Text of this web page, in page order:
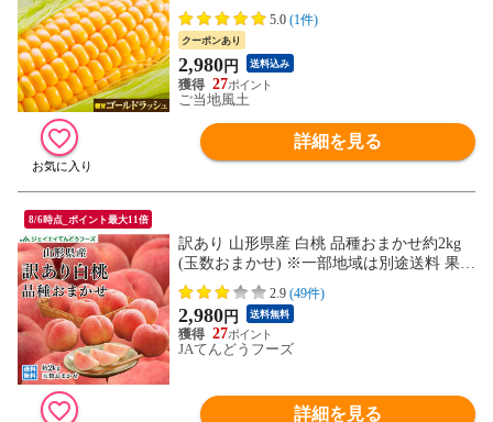
こし スイートコーン 極甘 お取り寄せグル
メ 北海道産《8月中旬-9月上旬頃より発送
予定(土日祝除く)》---d2_cnyrcornv2_g8_26
_2980_6p---
5.0 (1件)
クーポンあり
2,980円 送料込み
27
ご当地風土
詳細を見る
8/6時点_ポイント最大11倍
訳あり 山形県産 白桃 品種おまかせ約2kg
(玉数おまかせ) ※一部地域は別途送料 果物
8月中旬～下旬より順次出荷 フルーツ pc05
2.9 (49件)
2,980円 送料無料
27
JAてんどうフーズ
詳細を見る